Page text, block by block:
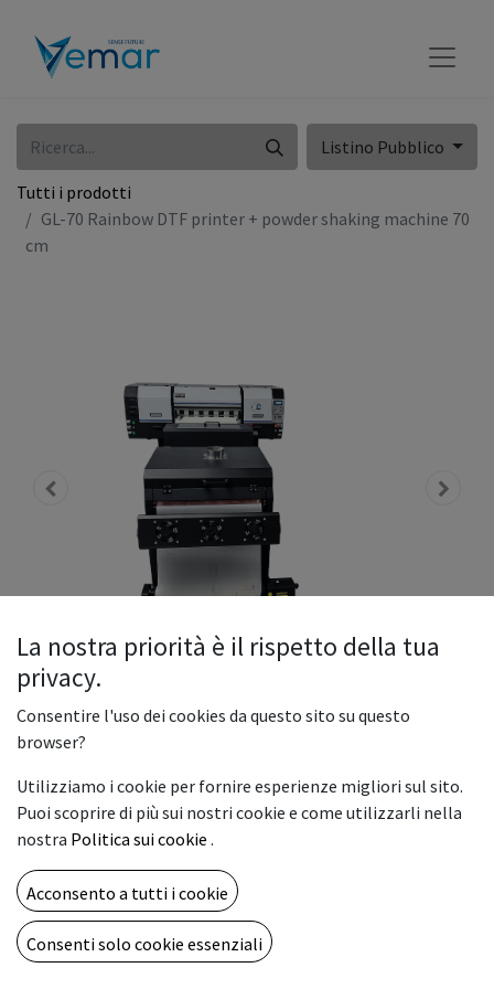
Listino Pubblico
Tutti i prodotti
GL-70 Rainbow DTF printer + powder shaking machine 70
cm
GL-70 Rainbow DTF printer +
powder shaking machine 70 cm
GL 70 è una stampante con inchiostri tessili (CMYK + W) con
area di stampa 70cm.
La tecnologia Direct To Film (DTF) da la possibilità di
personalizzare capi d’abbigliamento anche in piccole
La nostra priorità è il rispetto della tua
privacy.
Consentire l'uso dei cookies da questo sito su questo
browser?
Utilizziamo i cookie per fornire esperienze migliori sul sito.
Puoi scoprire di più sui nostri cookie e come utilizzarli nella
nostra Politica sui cookie .
Acconsento a tutti i cookie
Consenti solo cookie essenziali